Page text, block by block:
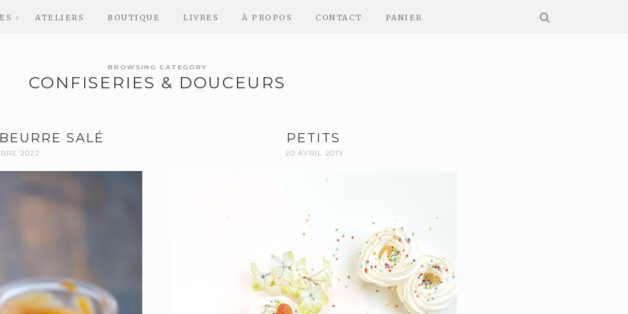
ATELIERS BOUTIQUE LIVRES À PROPOS CONTACT PANIER
BROWSING CATEGORY
CONFISERIES & DOUCEURS
SALÉ
2022
PETITS
20 AVRIL 2019